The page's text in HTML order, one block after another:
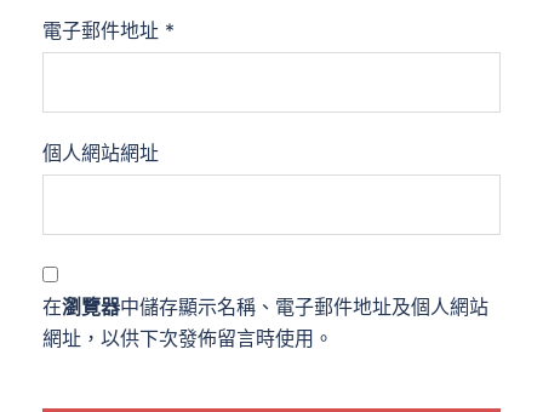
電子郵件地址 *
個人網站網址
在瀏覽器中儲存顯示名稱、電子郵件地址及個人網站
網址，以供下次發佈留言時使用。